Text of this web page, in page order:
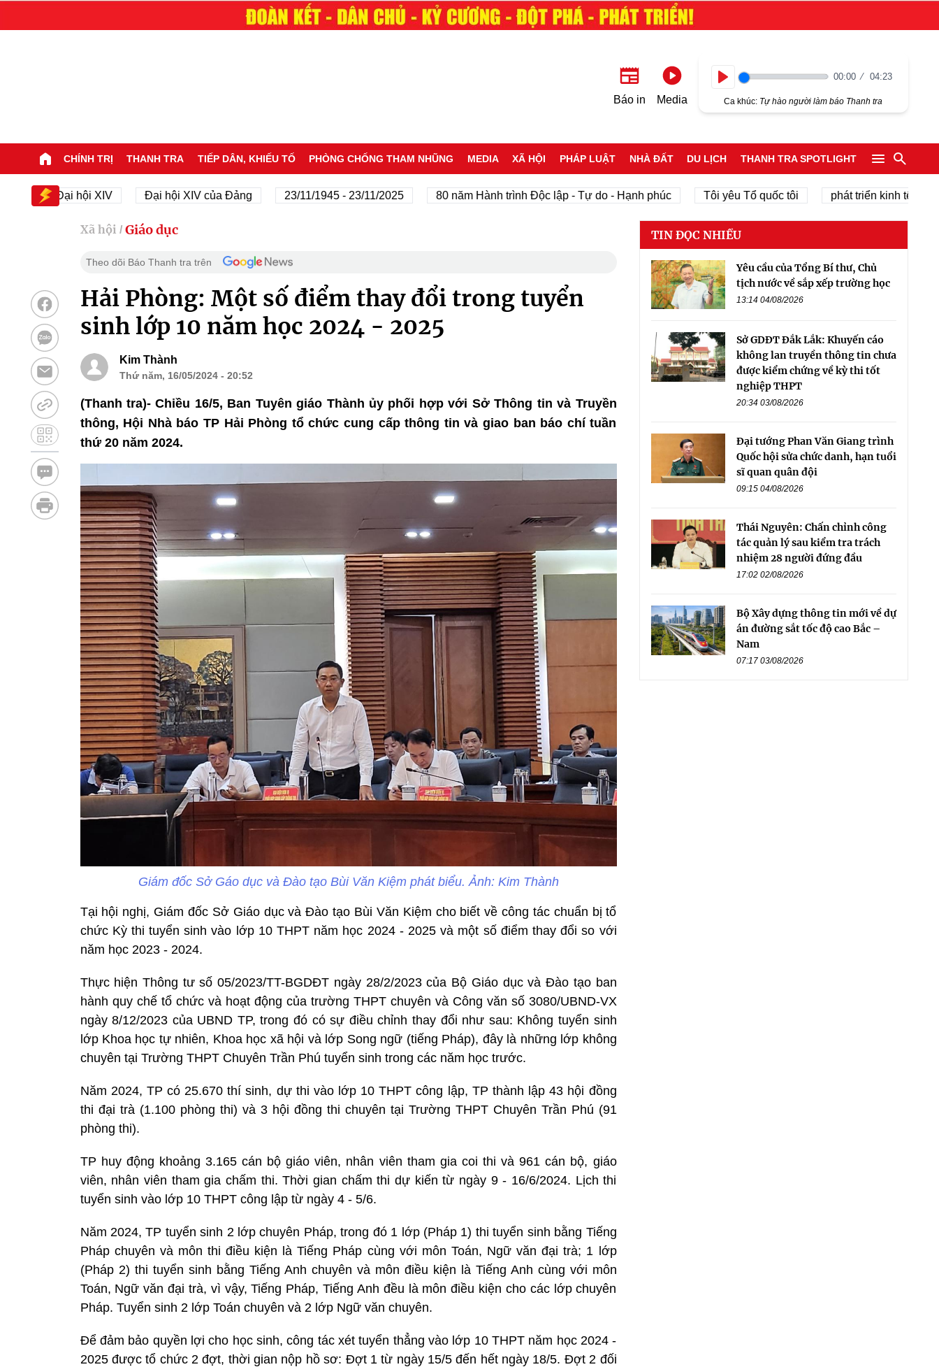
Báo in Media
00:00 04:23
Ca khúc: Tự hào người làm báo Thanh tra
CHÍNH TRỊ THANH TRA TIẾP DÂN, KHIẾU TỐ PHÒNG CHỐNG THAM NHŨNG MEDIA XÃ HỘI PHÁP LUẬT NHÀ ĐẤT DU LỊCH THANH TRA SPOTLIGHT
Đại hội XIV Đại hội XIV của Đảng 23/11/1945 - 23/11/2025 80 năm Hành trình Độc lập - Tự do - Hạnh phúc Tôi yêu Tổ quốc tôi phát triển kinh tế tư nhân
Xã hội / Giáo dục
Theo dõi Báo Thanh tra trên
Hải Phòng: Một số điểm thay đổi trong tuyển
sinh lớp 10 năm học 2024 - 2025
Kim Thành
Thứ năm, 16/05/2024 - 20:52
(Thanh tra)- Chiều 16/5, Ban Tuyên giáo Thành ủy phối hợp với Sở Thông tin và Truyền
thông, Hội Nhà báo TP Hải Phòng tổ chức cung cấp thông tin và giao ban báo chí tuần
thứ 20 năm 2024.
Giám đốc Sở Gáo dục và Đào tạo Bùi Văn Kiệm phát biểu. Ảnh: Kim Thành
Tại hội nghị, Giám đốc Sở Giáo dục và Đào tạo Bùi Văn Kiệm cho biết về công tác chuẩn bị tổ
chức Kỳ thi tuyển sinh vào lớp 10 THPT năm học 2024 - 2025 và một số điểm thay đổi so với
năm học 2023 - 2024.
Thực hiện Thông tư số 05/2023/TT-BGDĐT ngày 28/2/2023 của Bộ Giáo dục và Đào tạo ban
hành quy chế tổ chức và hoạt động của trường THPT chuyên và Công văn số 3080/UBND-VX
ngày 8/12/2023 của UBND TP, trong đó có sự điều chỉnh thay đổi như sau: Không tuyển sinh
lớp Khoa học tự nhiên, Khoa học xã hội và lớp Song ngữ (tiếng Pháp), đây là những lớp không
chuyên tại Trường THPT Chuyên Trần Phú tuyển sinh trong các năm học trước.
Năm 2024, TP có 25.670 thí sinh, dự thi vào lớp 10 THPT công lập, TP thành lập 43 hội đồng
thi đại trà (1.100 phòng thi) và 3 hội đồng thi chuyên tại Trường THPT Chuyên Trần Phú (91
phòng thi).
TP huy động khoảng 3.165 cán bộ giáo viên, nhân viên tham gia coi thi và 961 cán bộ, giáo
viên, nhân viên tham gia chấm thi. Thời gian chấm thi dự kiến từ ngày 9 - 16/6/2024. Lịch thi
tuyển sinh vào lớp 10 THPT công lập từ ngày 4 - 5/6.
Năm 2024, TP tuyển sinh 2 lớp chuyên Pháp, trong đó 1 lớp (Pháp 1) thi tuyển sinh bằng Tiếng
Pháp chuyên và môn thi điều kiện là Tiếng Pháp cùng với môn Toán, Ngữ văn đại trà; 1 lớp
(Pháp 2) thi tuyển sinh bằng Tiếng Anh chuyên và môn điều kiện là Tiếng Anh cùng với môn
Toán, Ngữ văn đại trà, vì vậy, Tiếng Pháp, Tiếng Anh đều là môn điều kiện cho các lớp chuyên
Pháp. Tuyển sinh 2 lớp Toán chuyên và 2 lớp Ngữ văn chuyên.
Để đảm bảo quyền lợi cho học sinh, công tác xét tuyển thẳng vào lớp 10 THPT năm học 2024 -
2025 được tổ chức 2 đợt, thời gian nộp hồ sơ: Đợt 1 từ ngày 15/5 đến hết ngày 18/5. Đợt 2 đối
TIN ĐỌC NHIỀU
Yêu cầu của Tổng Bí thư, Chủ
tịch nước về sắp xếp trường học
13:14 04/08/2026
Sở GDĐT Đắk Lắk: Khuyến cáo
không lan truyền thông tin chưa
được kiểm chứng về kỳ thi tốt
nghiệp THPT
20:34 03/08/2026
Đại tướng Phan Văn Giang trình
Quốc hội sửa chức danh, hạn tuổi
sĩ quan quân đội
09:15 04/08/2026
Thái Nguyên: Chấn chỉnh công
tác quản lý sau kiểm tra trách
nhiệm 28 người đứng đầu
17:02 02/08/2026
Bộ Xây dựng thông tin mới về dự
án đường sắt tốc độ cao Bắc –
Nam
07:17 03/08/2026